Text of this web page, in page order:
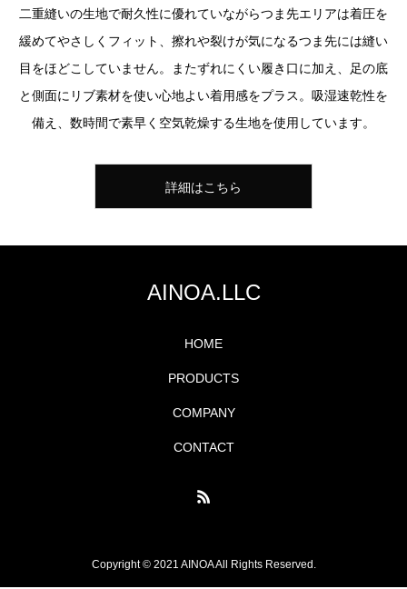
二重縫いの生地で耐久性に優れていながらつま先エリアは着圧を
緩めてやさしくフィット、擦れや裂けが気になるつま先には縫い
目をほどこしていません。またずれにくい履き口に加え、足の底
と側面にリブ素材を使い心地よい着用感をプラス。吸湿速乾性を
備え、数時間で素早く空気乾燥する生地を使用しています。
詳細はこちら
AINOA.LLC
HOME
PRODUCTS
COMPANY
CONTACT
Copyright © 2021 AINOA All Rights Reserved.